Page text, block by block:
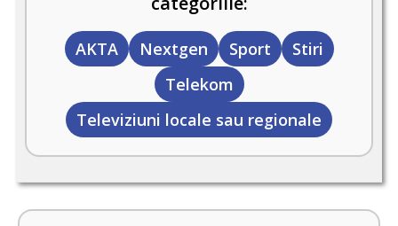
AKTA Nextgen Sport
Stiri
Telekom
Televiziuni locale sau regionale